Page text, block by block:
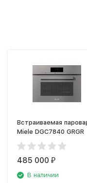
Встраиваемая
Miele DGC7840 GRGR
485 000₽
В наличии